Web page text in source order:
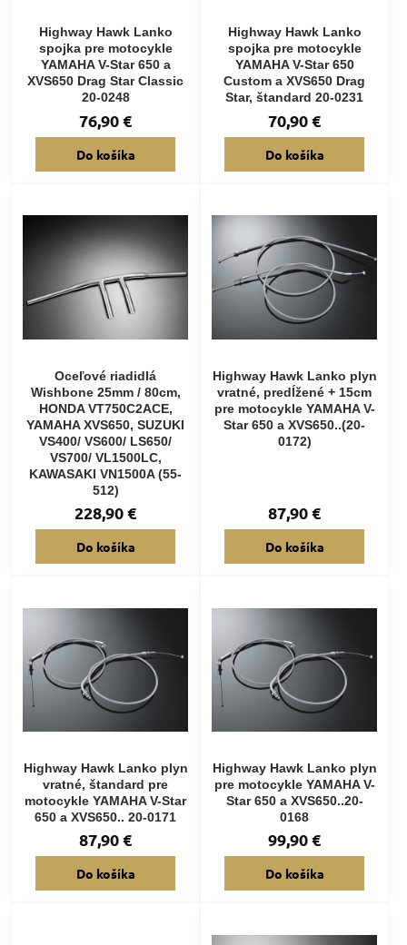
Highway Hawk Lanko
spojka pre motocykle
YAMAHA V-Star 650 a
XVS650 Drag Star Classic
20-0248
76,90 €
Do košíka
Highway Hawk Lanko
spojka pre motocykle
YAMAHA V-Star 650
Custom a XVS650 Drag
Star, štandard 20-0231
70,90 €
Do košíka
Oceľové riadidlá
Wishbone 25mm / 80cm,
HONDA VT750C2ACE,
YAMAHA XVS650, SUZUKI
VS400/ VS600/ LS650/
VS700/ VL1500LC,
KAWASAKI VN1500A (55-
512)
228,90 €
Do košíka
Highway Hawk Lanko plyn
vratné, predĺžené + 15cm
pre motocykle YAMAHA V-
Star 650 a XVS650..(20-
0172)
87,90 €
Do košíka
Highway Hawk Lanko plyn
vratné, štandard pre
motocykle YAMAHA V-Star
650 a XVS650.. 20-0171
87,90 €
Do košíka
Highway Hawk Lanko plyn
pre motocykle YAMAHA V-
Star 650 a XVS650..20-
0168
99,90 €
Do košíka